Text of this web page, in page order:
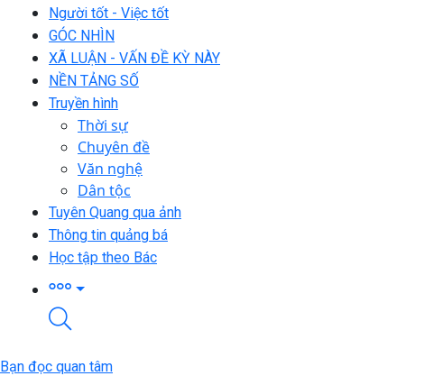
Người tốt - Việc tốt
GÓC NHÌN
XÃ LUẬN - VẤN ĐỀ KỲ NÀY
NỀN TẢNG SỐ
Truyền hình
Thời sự
Chuyên đề
Văn nghệ
Dân tộc
Tuyên Quang qua ảnh
Thông tin quảng bá
Học tập theo Bác
Bạn đọc quan tâm